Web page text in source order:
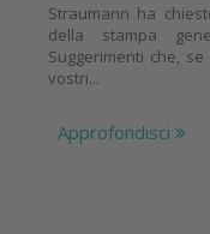
Straumann ha
della stampa
Suggerimenti che,
vostri...
Approfondisci